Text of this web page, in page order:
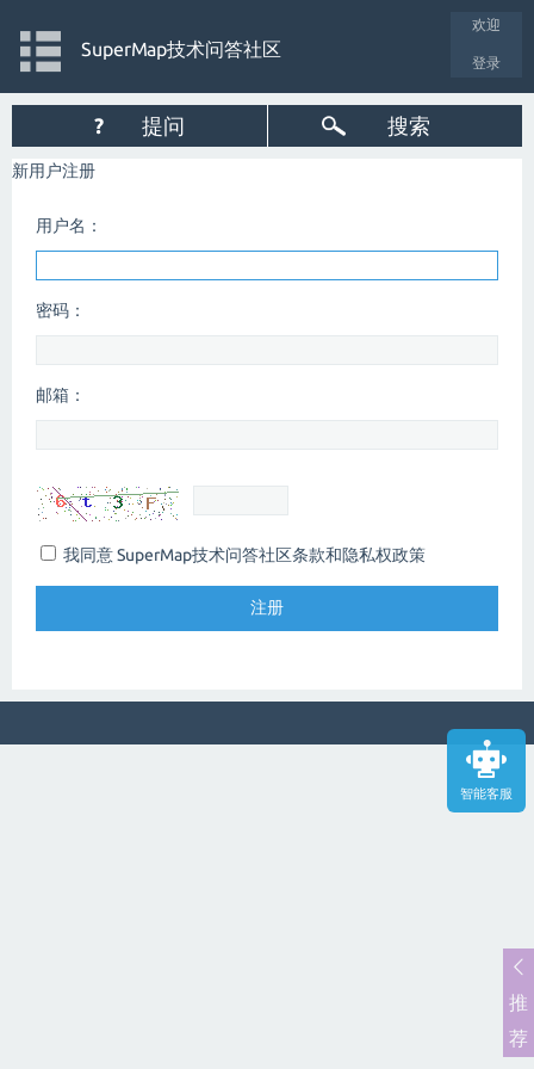
智能客服
欢迎
登录
SuperMap技术问答社区
? 提问 搜索
新用户注册
用户名：
密码：
邮箱：
我同意 SuperMap技术问答社区条款和隐私权政策